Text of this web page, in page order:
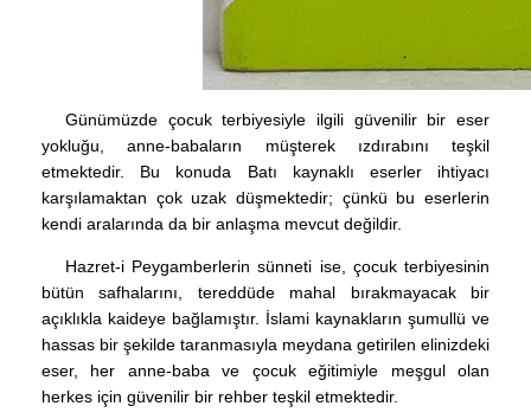
Günümüzde çocuk terbiyesiyle ilgili güvenilir bir eser
yokluğu, anne-babaların müşterek ızdırabını teşkil
etmektedir. Bu konuda Batı kaynaklı eserler ihtiyacı
karşılamaktan çok uzak düşmektedir; çünkü bu eserlerin
kendi aralarında da bir anlaşma mevcut değildir.
Hazret-i Peygamberlerin sünneti ise, çocuk terbiyesinin
bütün safhalarını, tereddüde mahal bırakmayacak bir
açıklıkla kaideye bağlamıştır. İslami kaynakların şumullü ve
hassas bir şekilde taranmasıyla meydana getirilen elinizdeki
eser, her anne-baba ve çocuk eğitimiyle meşgul olan
herkes için güvenilir bir rehber teşkil etmektedir.